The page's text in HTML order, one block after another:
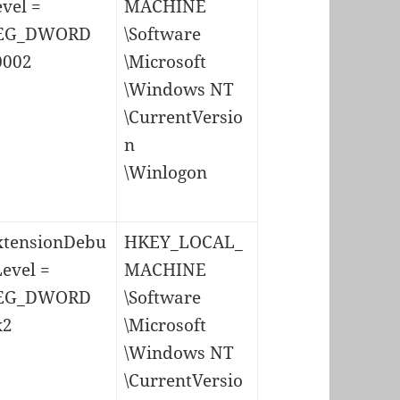
=
MACHINE
\Software
\Microsoft
\Windows NT
\CurrentVersio
n
\Winlogon
=
HKEY_LOCAL_
MACHINE
\Software
\Microsoft
\Windows NT
\CurrentVersio